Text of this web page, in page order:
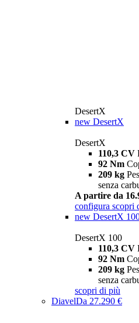
DesertX
new DesertX
DesertX
110,3 CV
92 Nm
209 kg
senza
A partire da
configura scopri
new DesertX
DesertX 100
110,3 CV
92 Nm
209 kg
senza
scopri di più
DiavelDa 27.290 €